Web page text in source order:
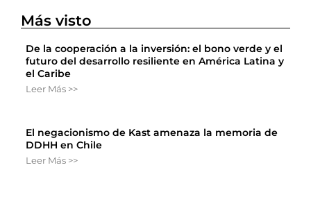
Más visto
De la cooperación a la inversión: el bono verde y el
futuro del desarrollo resiliente en América Latina y
el Caribe
Leer Más >>
El negacionismo de Kast amenaza la memoria de
DDHH en Chile
Leer Más >>